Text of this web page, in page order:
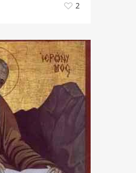
2